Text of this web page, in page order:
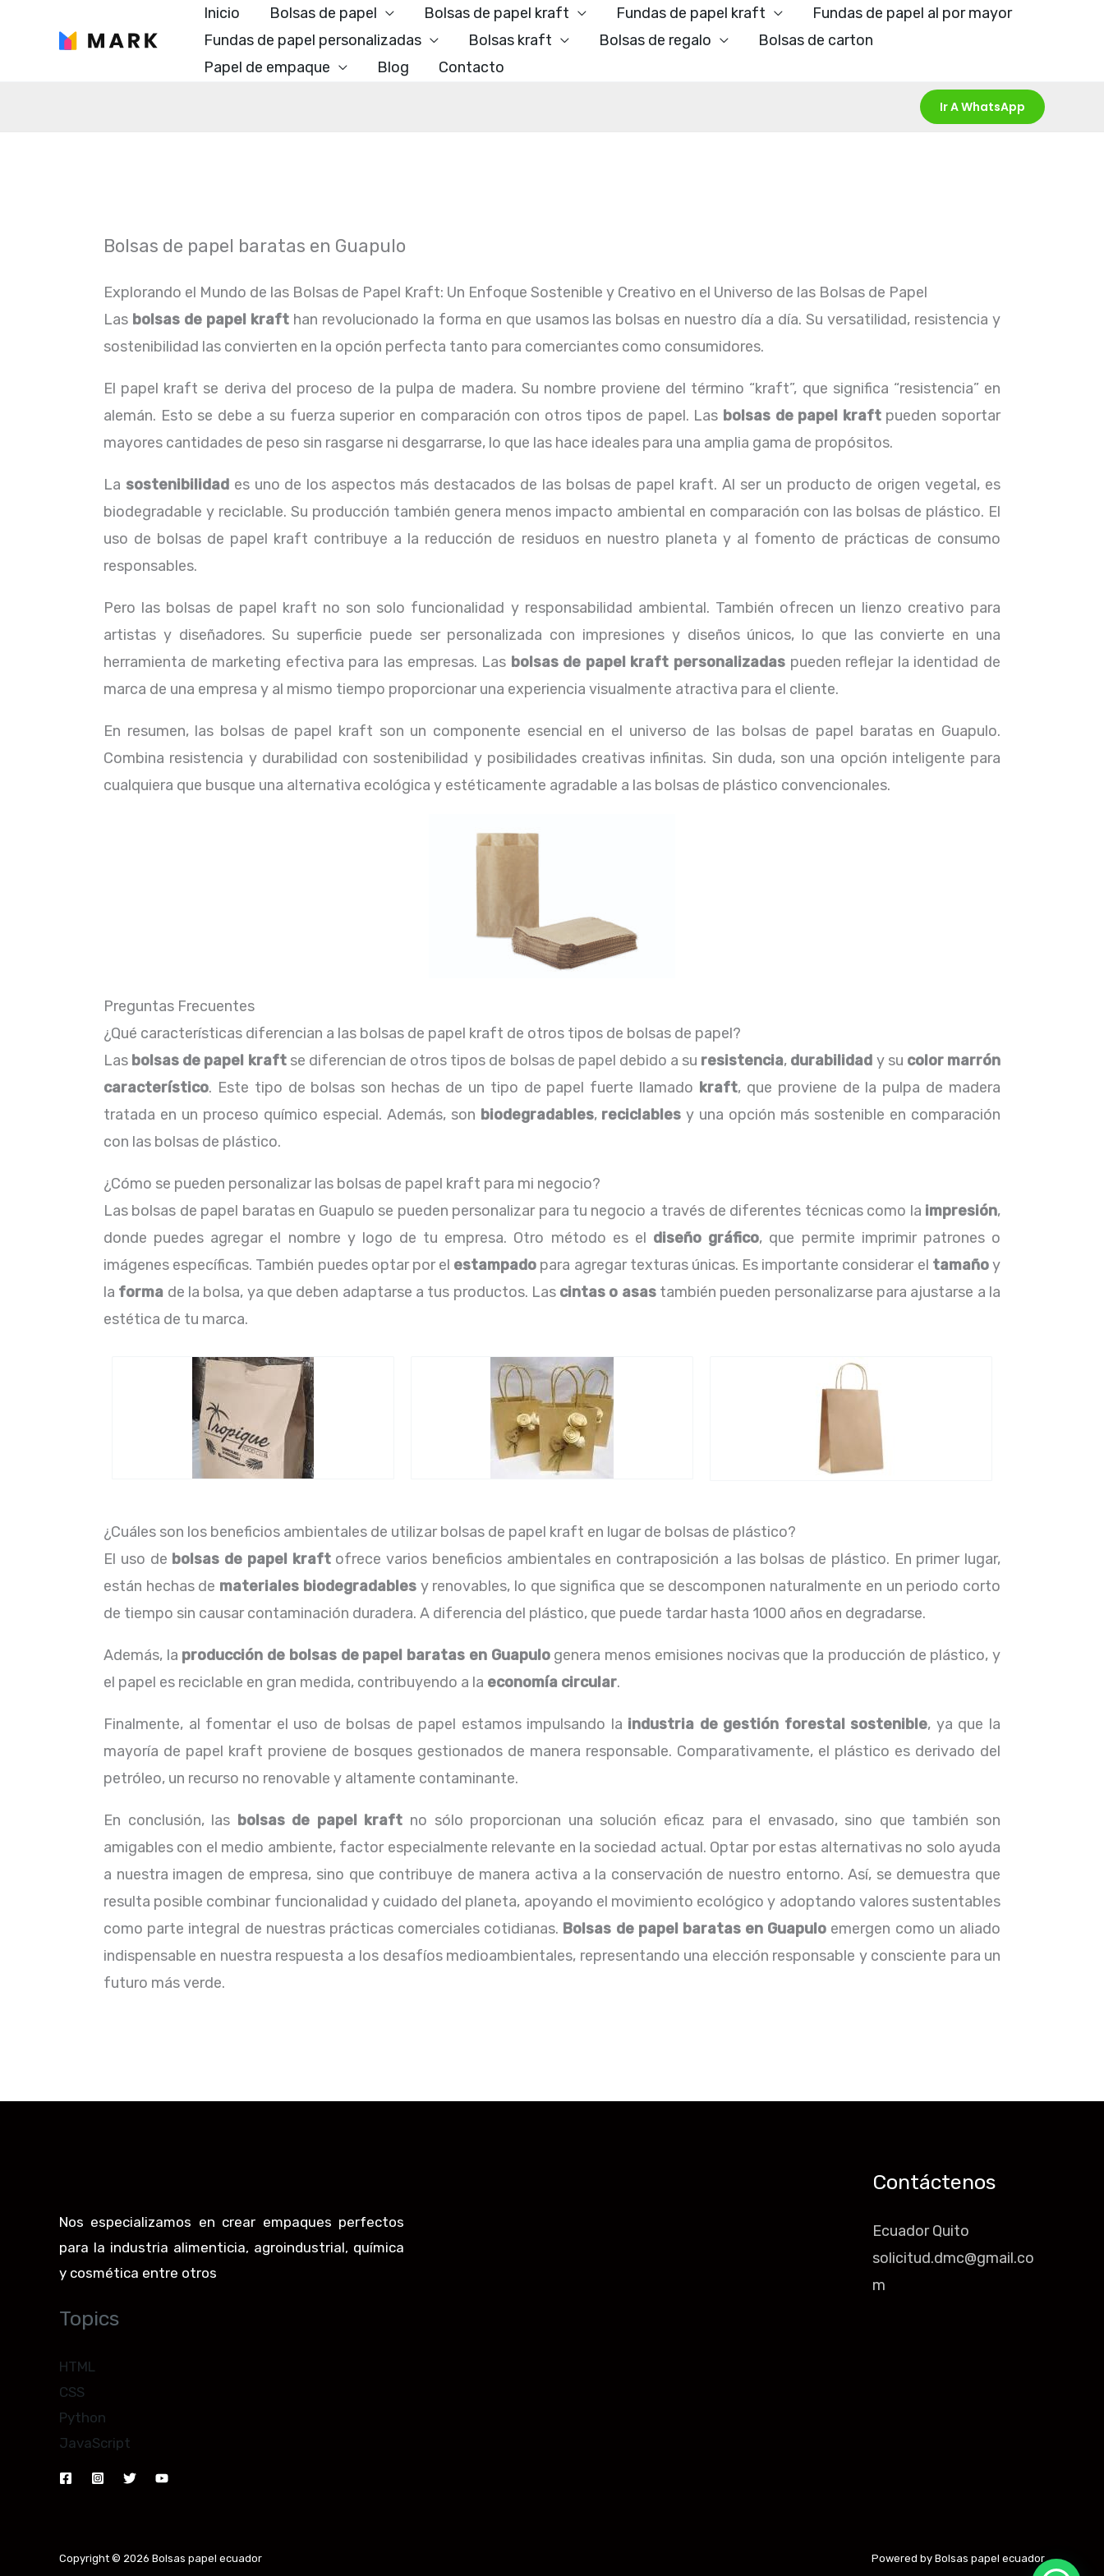
Inicio Bolsas de papel Bolsas de papel kraft Fundas de papel kraft
Fundas de papel al por mayor
Fundas de papel personalizadas
Bolsas kraft Bolsas de regalo
Bolsas de carton
Papel de empaque
Blog Contacto
Ir A WhatsApp
Bolsas de papel baratas en Guapulo
Explorando el Mundo de las Bolsas de Papel Kraft: Un Enfoque Sostenible y Creativo en el Universo de las Bolsas de Papel
Las bolsas de papel krafthan revolucionado la forma en que usamos las bolsas en nuestro día a día. Su versatilidad, resistencia y
sostenibilidad las convierten en la opción perfecta tanto para comerciantes como consumidores.
El papel kraft se deriva del proceso de la pulpa de madera. Su nombre proviene del término “kraft”, que significa “resistencia” en
alemán. Esto se debe a su fuerza superior en comparación con otros tipos de papel. Las bolsas de papel kraftpueden soportar
mayores cantidades de peso sin rasgarse ni desgarrarse, lo que las hace ideales para una amplia gama de propósitos.
La sostenibilidades uno de los aspectos más destacados de las bolsas de papel kraft. Al ser un producto de origen vegetal, es
biodegradable y reciclable. Su producción también genera menos impacto ambiental en comparación con las bolsas de plástico. El
uso de bolsas de papel kraft contribuye a la reducción de residuos en nuestro planeta y al fomento de prácticas de consumo
responsables.
Pero las bolsas de papel kraft no son solo funcionalidad y responsabilidad ambiental. También ofrecen un lienzo creativo para
artistas y diseñadores. Su superficie puede ser personalizada con impresiones y diseños únicos, lo que las convierte en una
herramienta de marketing efectiva para las empresas. Las bolsas de papel kraft personalizadas pueden reflejar la identidad de
marca de una empresa y al mismo tiempo proporcionar una experiencia visualmente atractiva para el cliente.
En resumen, las bolsas de papel kraft son un componente esencial en el universo de las bolsas de papel baratas en Guapulo.
Combina resistencia y durabilidad con sostenibilidad y posibilidades creativas infinitas. Sin duda, son una opción inteligente para
cualquiera que busque una alternativa ecológica y estéticamente agradable a las bolsas de plástico convencionales.
Preguntas Frecuentes
¿Qué características diferencian a las bolsas de papel kraft de otros tipos de bolsas de papel?
Las bolsas de papel kraftse diferencian de otros tipos de bolsas de papel debido a su resistencia, durabilidad y su color marrón
característico. Este tipo de bolsas son hechas de un tipo de papel fuerte llamado kraft, que proviene de la pulpa de madera
tratada en un proceso químico especial. Además, son biodegradables, reciclables y una opción más sostenible en comparación
con las bolsas de plástico.
¿Cómo se pueden personalizar las bolsas de papel kraft para mi negocio?
Las bolsas de papel baratas en Guapulo se pueden personalizar para tu negocio a través de diferentes técnicas como la impresión,
donde puedes agregar el nombre y logo de tu empresa. Otro método es el diseño gráfico, que permite imprimir patrones o
imágenes específicas. También puedes optar por el estampado para agregar texturas únicas. Es importante considerar el tamañoy
la forma de la bolsa, ya que deben adaptarse a tus productos. Las cintas o asastambién pueden personalizarse para ajustarse a la
estética de tu marca.
¿Cuáles son los beneficios ambientales de utilizar bolsas de papel kraft en lugar de bolsas de plástico?
El uso de bolsas de papel kraftofrece varios beneficios ambientales en contraposición a las bolsas de plástico. En primer lugar,
están hechas de materiales biodegradablesy renovables, lo que significa que se descomponen naturalmente en un periodo corto
de tiempo sin causar contaminación duradera. A diferencia del plástico, que puede tardar hasta 1000 años en degradarse.
Además, la producción de bolsas de papel baratas en Guapulogenera menos emisiones nocivas que la producción de plástico, y
el papel es reciclable en gran medida, contribuyendo a la economía circular.
Finalmente, al fomentar el uso de bolsas de papel estamos impulsando la industria de gestión forestal sostenible, ya que la
mayoría de papel kraft proviene de bosques gestionados de manera responsable. Comparativamente, el plástico es derivado del
petróleo, un recurso no renovable y altamente contaminante.
En conclusión, las bolsas de papel kraft no sólo proporcionan una solución eficaz para el envasado, sino que también son
amigables con el medio ambiente, factor especialmente relevante en la sociedad actual. Optar por estas alternativas no solo ayuda
a nuestra imagen de empresa, sino que contribuye de manera activa a la conservación de nuestro entorno. Así, se demuestra que
resulta posible combinar funcionalidad y cuidado del planeta, apoyando el movimiento ecológico y adoptando valores sustentables
como parte integral de nuestras prácticas comerciales cotidianas. Bolsas de papel baratas en Guapulo emergen como un aliado
indispensable en nuestra respuesta a los desafíos medioambientales, representando una elección responsable y consciente para un
futuro más verde.
Nos especializamos en crear empaques perfectos
para la industria alimenticia, agroindustrial, química
y cosmética entre otros
Topics
HTML
CSS
Python
JavaScript
Contáctenos
Ecuador Quito
solicitud.dmc@gmail.co
m
Copyright © 2026 Bolsas papel ecuador Powered by Bolsas papel ecuador